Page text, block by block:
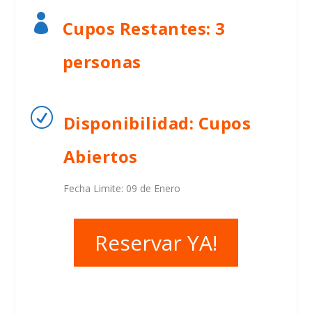

Cupos Restantes: 3
personas
R Disponibilidad: Cupos
Abiertos
Fecha Limite: 09 de Enero
Reservar YA!